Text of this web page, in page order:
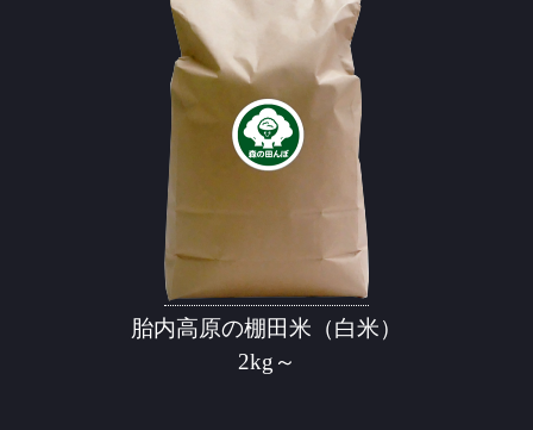
胎内高原の棚田米（白米）
2kg～